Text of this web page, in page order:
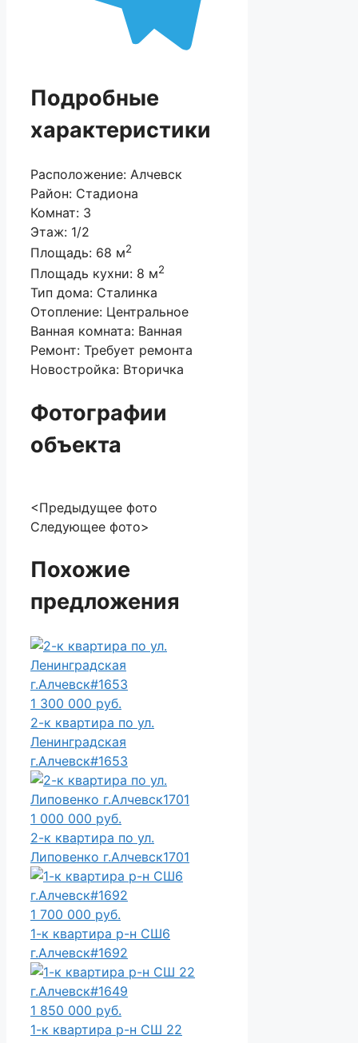
Подробные
характеристики
Расположение: Алчевск
Район: Стадиона
Комнат: 3
Этаж: 1/2
Площадь: 68 м2
Площадь кухни: 8 м2
Тип дома: Сталинка
Отопление: Центральное
Ванная комната: Ванная
Ремонт: Требует ремонта
Новостройка: Вторичка
Фотографии
объекта
<Предыдущее фото
Следующее фото>
Похожие
предложения
1 300 000 руб.
2-к квартира по ул.
Ленинградская
г.Алчевск#1653
1 000 000 руб.
2-к квартира по ул.
Липовенко г.Алчевск1701
1 700 000 руб.
1-к квартира р-н СШ6
г.Алчевск#1692
1 850 000 руб.
1-к квартира р-н СШ 22